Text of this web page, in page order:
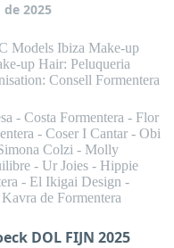
2025
Models Ibiza Make-up
up Hair: Peluqueria
Consell Formentera
- Costa Formentera - Flor
- Coser I Cantar - Obi
Colzi - Molly
- Ur Joies - Hippie
- El Ikigai Design -
de Formentera
DOL FIJN 2025